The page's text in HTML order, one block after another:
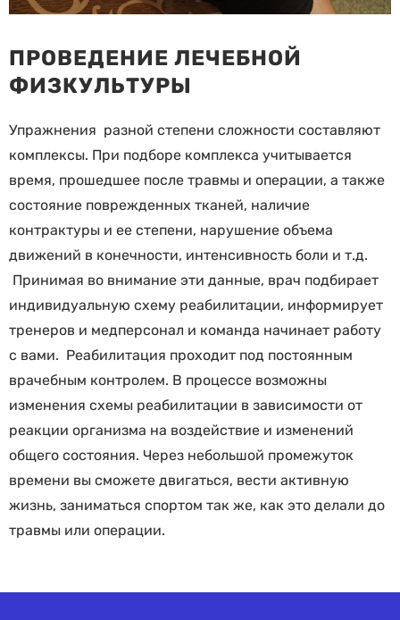
ПРОВЕДЕНИЕ ЛЕЧЕБНОЙ
ФИЗКУЛЬТУРЫ
Упражнения разной степени сложности составляют
комплексы. При подборе комплекса учитывается
время, прошедшее после травмы и операции, а также
состояние поврежденных тканей, наличие
контрактуры и ее степени, нарушение объема
движений в конечности, интенсивность боли и т.д.
Принимая во внимание эти данные, врач подбирает
индивидуальную схему реабилитации, информирует
тренеров и медперсонал и команда начинает работу
с вами. Реабилитация проходит под постоянным
врачебным контролем. В процессе возможны
изменения схемы реабилитации в зависимости от
реакции организма на воздействие и изменений
общего состояния. Через небольшой промежуток
времени вы сможете двигаться, вести активную
жизнь, заниматься спортом так же, как это делали до
травмы или операции.